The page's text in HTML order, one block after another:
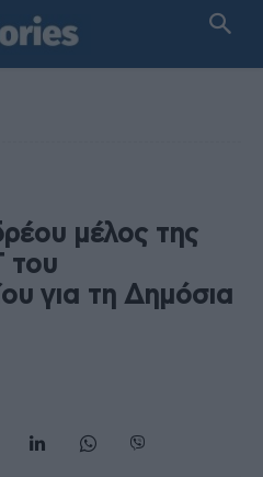
μέλος της
του
για τη Δημόσια